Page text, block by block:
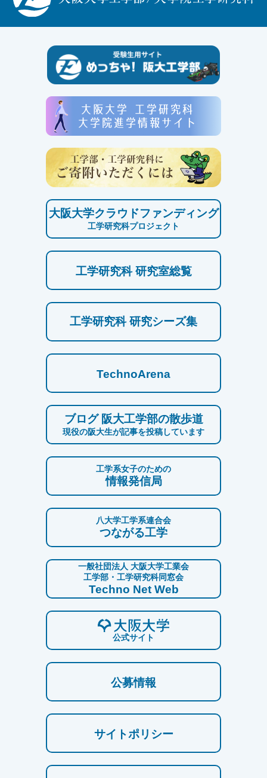
大阪大学クラウドファンディング
工学研究科プロジェクト
工学研究科 研究室総覧
工学研究科 研究シーズ集
TechnoArena
ブログ 阪大工学部の散歩道
現役の阪大生が記事を投稿しています
工学系女子のための
情報発信局
八大学工学系連合会
つながる工学
一般社団法人 大阪大学工業会
工学部・工学研究科同窓会
Techno Net Web
公式サイト
公募情報
サイトポリシー